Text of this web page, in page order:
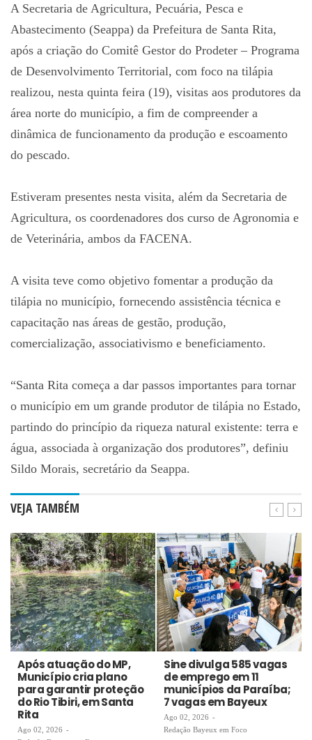
A Secretaria de Agricultura, Pecuária, Pesca e
Abastecimento (Seappa) da Prefeitura de Santa Rita,
após a criação do Comitê Gestor do Prodeter – Programa
de Desenvolvimento Territorial, com foco na tilápia
realizou, nesta quinta feira (19), visitas aos produtores da
área norte do município, a fim de compreender a
dinâmica de funcionamento da produção e escoamento
do pescado.
Estiveram presentes nesta visita, além da Secretaria de
Agricultura, os coordenadores dos curso de Agronomia e
de Veterinária, ambos da FACENA.
A visita teve como objetivo fomentar a produção da
tilápia no município, fornecendo assistência técnica e
capacitação nas áreas de gestão, produção,
comercialização, associativismo e beneficiamento.
“Santa Rita começa a dar passos importantes para tornar
o município em um grande produtor de tilápia no Estado,
partindo do princípio da riqueza natural existente: terra e
água, associada à organização dos produtores”, definiu
Sildo Morais, secretário da Seappa.
VEJA TAMBÉM
Após atuação do MP,
Município cria plano
para garantir proteção
do Rio Tibiri, em Santa
Rita
Ago 02, 2026 -
Sine divulga 585 vagas
de emprego em 11
municípios da Paraíba;
7 vagas em Bayeux
Ago 02, 2026 -
Redação Bayeux em Foco